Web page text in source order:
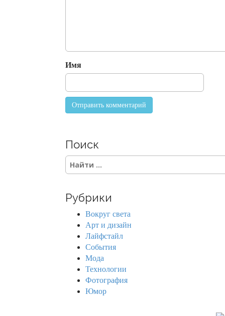
o
n
Имя
Поиск
S
c
Рубрики
Вокруг света
Арт и дизайн
Лайфстайл
События
Мода
Технологии
Фотография
Юмор